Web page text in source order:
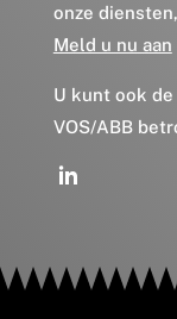
onze
Meld u nu aan
U kunt ook
VOS/ABB